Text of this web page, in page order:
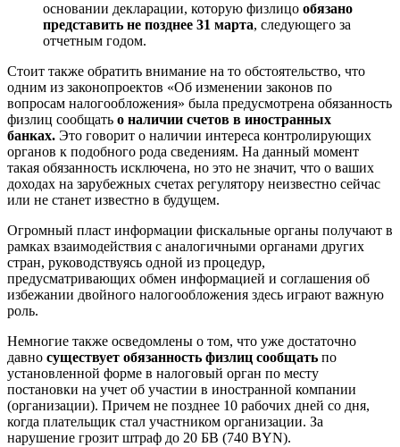
основании декларации, которую физлицо обязано
представить не позднее 31 марта, следующего за
отчетным годом.
Стоит также обратить внимание на то обстоятельство, что
одним из законопроектов «Об изменении законов по
вопросам налогообложения» была предусмотрена обязанность
физлиц сообщать о наличии счетов в иностранных
банках. Это говорит о наличии интереса контролирующих
органов к подобного рода сведениям. На данный момент
такая обязанность исключена, но это не значит, что о ваших
доходах на зарубежных счетах регулятору неизвестно сейчас
или не станет известно в будущем.
Огромный пласт информации фискальные органы получают в
рамках взаимодействия с аналогичными органами других
стран, руководствуясь одной из процедур,
предусматривающих обмен информацией и соглашения об
избежании двойного налогообложения здесь играют важную
роль.
Немногие также осведомлены о том, что уже достаточно
давно существует обязанность физлиц сообщать по
установленной форме в налоговый орган по месту
постановки на учет об участии в иностранной компании
(организации). Причем не позднее 10 рабочих дней со дня,
когда плательщик стал участником организации. За
нарушение грозит штраф до 20 БВ (740 BYN).